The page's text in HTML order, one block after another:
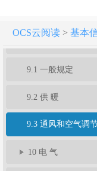
OCS云阅读> 基本
9.1 一般规定
9.2 供 暖
9.3 通风和空气调
10 电 气